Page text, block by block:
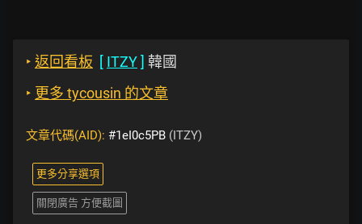
‣ 返回看板 [ ITZY] 韓國
‣ 更多 tycousin 的文章
文章代碼(AID): #1eI0c5PB (ITZY)
更多分享選項
關閉廣告 方便截圖